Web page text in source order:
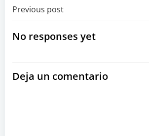
Navegación
por
entradas
Previous post
No responses yet
Deja un comentario